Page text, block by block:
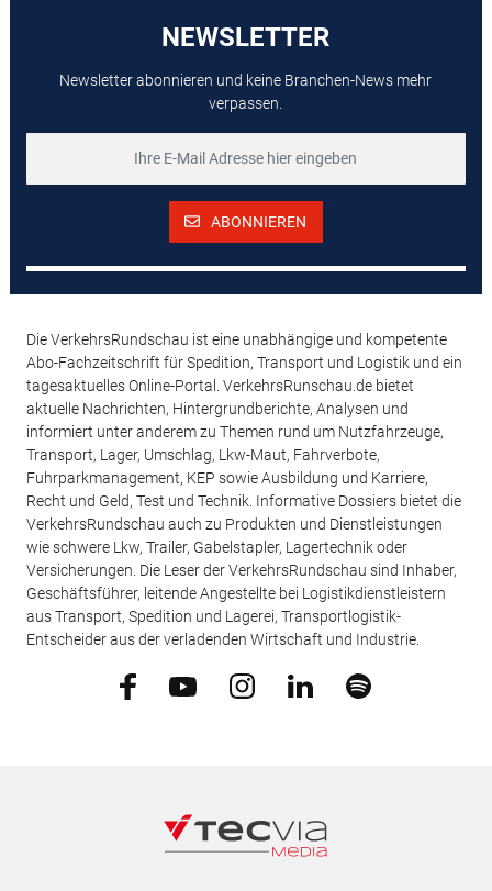
NEWSLETTER
Newsletter abonnieren und keine Branchen-News mehr
verpassen.
ABONNIEREN
Die VerkehrsRundschau ist eine unabhängige und kompetente
Abo-Fachzeitschrift für Spedition, Transport und Logistik und ein
tagesaktuelles Online-Portal. VerkehrsRunschau.de bietet
aktuelle Nachrichten, Hintergrundberichte, Analysen und
informiert unter anderem zu Themen rund um Nutzfahrzeuge,
Transport, Lager, Umschlag, Lkw-Maut, Fahrverbote,
Fuhrparkmanagement, KEP sowie Ausbildung und Karriere,
Recht und Geld, Test und Technik. Informative Dossiers bietet die
VerkehrsRundschau auch zu Produkten und Dienstleistungen
wie schwere Lkw, Trailer, Gabelstapler, Lagertechnik oder
Versicherungen. Die Leser der VerkehrsRundschau sind Inhaber,
Geschäftsführer, leitende Angestellte bei Logistikdienstleistern
aus Transport, Spedition und Lagerei, Transportlogistik-
Entscheider aus der verladenden Wirtschaft und Industrie.